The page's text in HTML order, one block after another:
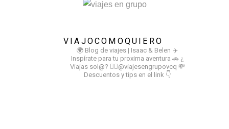
VIAJOCOMOQUIERO
🌍 Blog de viajes | Isaac & Belen ✈️
Inspírate para tu proxima aventura 🚗 ¿
Viajas sol@? 👉🏻@viajesengrupovcq 💸
Descuentos y tips en el link 👇